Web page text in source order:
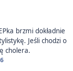
brzmi dokładnie
Jeśli chodzi o
cholera.